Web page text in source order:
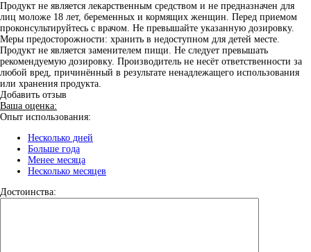
Продукт не является лекарственным средством и не предназначен для
лиц моложе 18 лет, беременных и кормящих женщин. Перед приемом
проконсультируйтесь с врачом. Не превышайте указанную дозировку.
Меры предосторожности: хранить в недоступном для детей месте.
Продукт не является заменителем пищи. Не следует превышать
рекомендуемую дозировку. Производитель не несёт ответственности за
любой вред, причинённый в результате ненадлежащего использования
или хранения продукта.
Добавить отзыв
Ваша оценка:
Опыт использования:
Несколько дней
Больше года
Менее месяца
Несколько месяцев
Достоинства: